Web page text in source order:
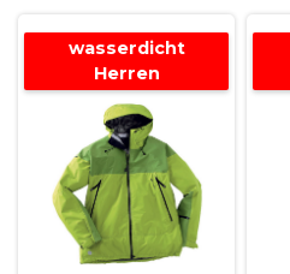
wasserdicht
Herren